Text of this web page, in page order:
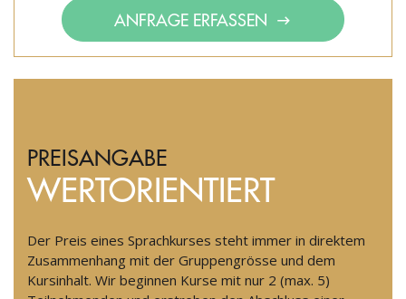
ANFRAGE ERFASSEN
PREISANGABE
WERTORIENTIERT
Der Preis eines Sprachkurses steht immer in direktem
Zusammenhang mit der Gruppengrösse und dem
Kursinhalt. Wir beginnen Kurse mit nur 2 (max. 5)